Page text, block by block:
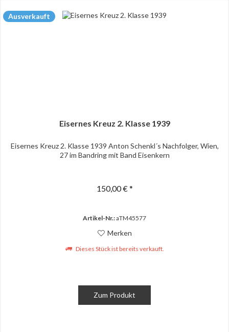
Ausverkauft
Eisernes Kreuz 2. Klasse 1939
Eisernes Kreuz 2. Klasse 1939 Anton Schenkl´s Nachfolger, Wien,
27 im Bandring mit Band Eisenkern
150,00 € *
Artikel-Nr.:aTM45577
Merken
Dieses Stück ist bereits verkauft.
Zum Produkt